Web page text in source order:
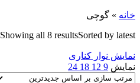
خانه » گوچی
Showing all 8 resultsSorted by latest
نمایش نوار کناری
نمایش 9
12
18
24